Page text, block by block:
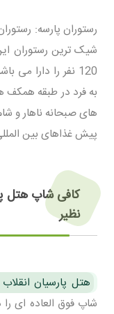
رستوران پارسه:
شیک ترین رستوران
120 نفر را دارا
به فرد در طبقه همکف
های صبحانه ناهار و
پیش غذاهای بین
کافی شاپ هتل
نظیر
هتل پارسیان انقلاب
شاپ فوق العاده ای